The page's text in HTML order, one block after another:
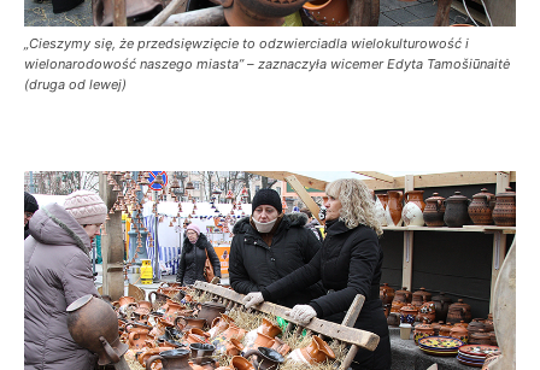
„Cieszymy się, że przedsięwzięcie to odzwierciadla wielokulturowość i
wielonarodowość naszego miasta” – zaznaczyła wicemer Edyta Tamošiūnaitė
(druga od lewej)